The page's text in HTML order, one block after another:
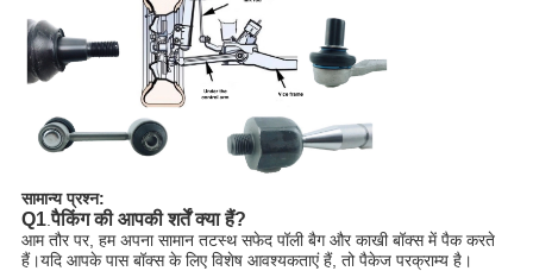
सामान्य प्रश्न:
Q1.पैकिंग की आपकी शर्तें क्या हैं?
आम तौर पर, हम अपना सामान तटस्थ सफेद पॉली बैग और काखी बॉक्स में पैक करते
हैं।यदि आपके पास बॉक्स के लिए विशेष आवश्यकताएं हैं, तो पैकेज परक्राम्य है।